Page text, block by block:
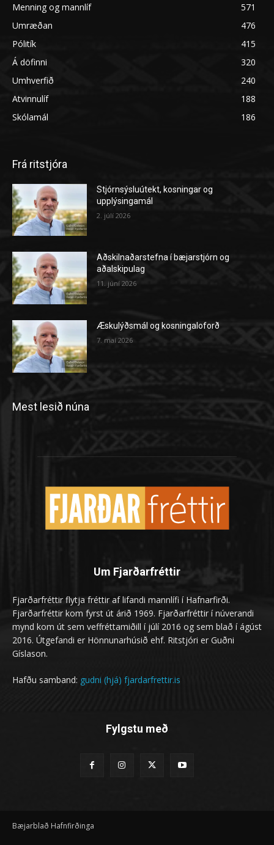
Menning og mannlíf
571
Umræðan
476
Pólitík
415
Á döfinni
320
Umhverfið
240
Atvinnulíf
188
Skólamál
186
Frá ritstjóra
Stjórnsýsluútekt, kosningar og
upplýsingamál
2. júlí 2026
Aðskilnaðarstefna í bæjarstjórn og
aðalskipulag
11. júní 2026
Æskulýðsmál og kosningaloforð
7. maí 2026
Mest lesið núna
Um Fjarðarfréttir
Fjarðarfréttir flytja fréttir af lifandi mannlífi í Hafnarfirði.
Fjarðarfréttir kom fyrst út árið 1969. Fjarðarfréttir í núverandi
mynd kom út sem veffréttamiðill í júlí 2016 og sem blað í ágúst
2016. Útgefandi er Hönnunarhúsið ehf. Ritstjóri er Guðni
Gíslason.
Hafðu samband: gudni (hjá) fjardarfrettir.is
Fylgstu með
Bæjarblað Hafnfirðinga